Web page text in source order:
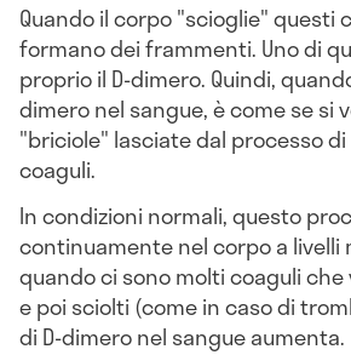
Quando il corpo "scioglie" questi
formano dei frammenti. Uno di
proprio il D-dimero. Quindi,
dimero nel sangue, è come se si
"briciole" lasciate dal processo
coaguli.
In condizioni normali, questo
continuamente nel corpo a livelli
quando ci sono molti coaguli
e poi sciolti (come in caso di
di D-dimero nel sangue aumenta.